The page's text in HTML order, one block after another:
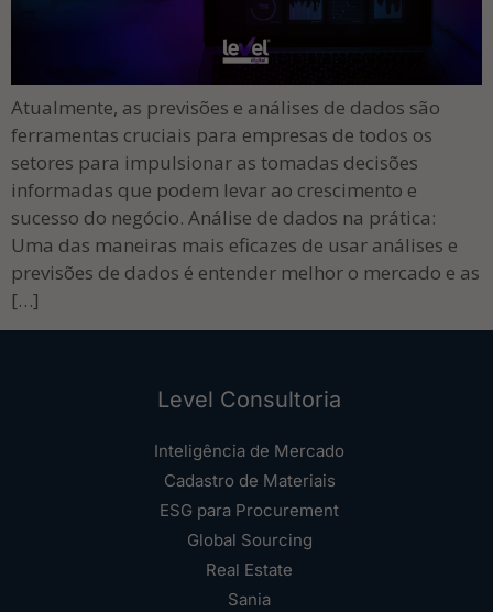
Atualmente, as previsões e análises de dados são
ferramentas cruciais para empresas de todos os
setores para impulsionar as tomadas decisões
informadas que podem levar ao crescimento e
sucesso do negócio. Análise de dados na prática:
Uma das maneiras mais eficazes de usar análises e
previsões de dados é entender melhor o mercado e as
[…]
Level Consultoria
Inteligência de Mercado
Cadastro de Materiais
ESG para Procurement
Global Sourcing
Real Estate
Sania